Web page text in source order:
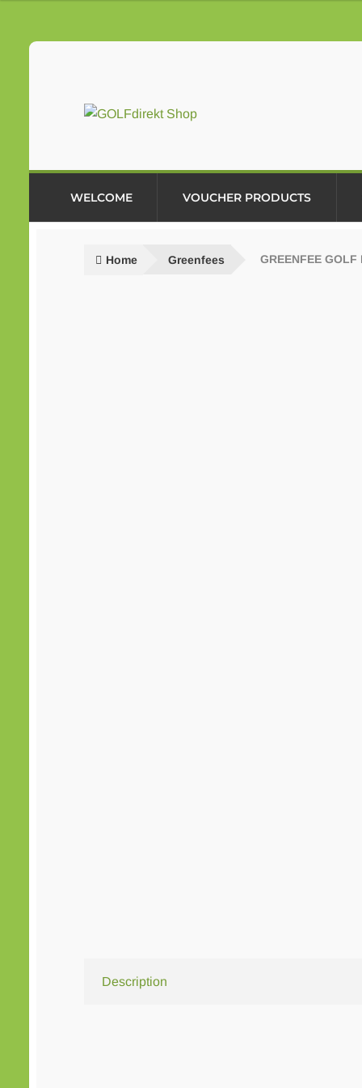
Skip
Skip
WELCOME VOUCHER PRODUCTS
Home Greenfees GREENFEE GOLF
Description